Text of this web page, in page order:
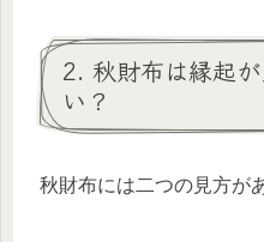
2. 秋財布は縁起
い？
秋財布には二つの見方が